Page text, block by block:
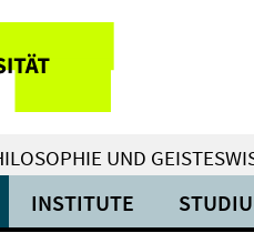
UND
INSTITUTE